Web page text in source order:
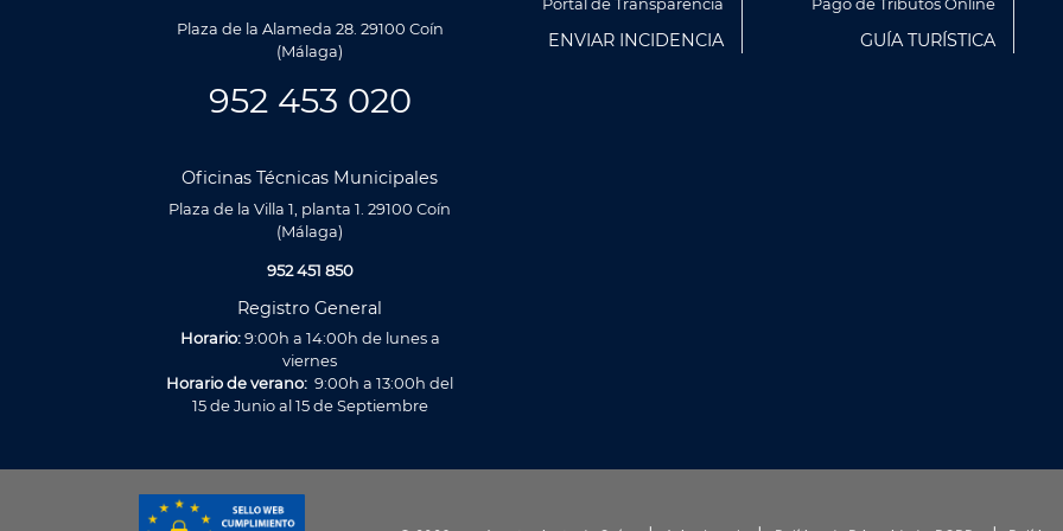
relacionada con tus preferencias en base a un perfil elaborado a partir de tus hábitos de
navegación (por ejemplo, páginas visitadas). Puedes obtener más información y configurar tus
preferencia accediendo a CONFIGURACIÓN DE COOKIES.
Plaza de la Alameda 28. 29100 Coín
(Málaga)
952 453 020
Oficinas Técnicas Municipales
Plaza de la Villa 1, planta 1. 29100 Coín
(Málaga)
952 451 850
Registro General
Horario:9:00h a 14:00h de lunes a
viernes
Horario de verano: 9:00h a 13:00h del
15 de Junio al 15 de Septiembre
ENVIAR INCIDENCIA GUÍA TURÍSTICA